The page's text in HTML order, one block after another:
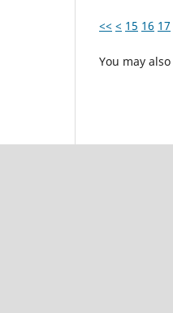
<< < 15 16 17
You may also